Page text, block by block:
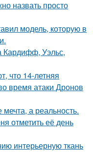
назвать просто
модель, которую в
Кардифф, Уэльс,
что 14-летняя
время атаки Дронов
а реальность.
отметить её день
интерьерную ткань